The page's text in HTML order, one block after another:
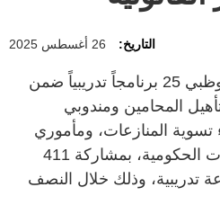
التاريخ: 26 أغسطس 2025
نفذت دائرة القضاء في أبوظبي 25 برنامجاً تدريبياً ضمن
المحامين ومندوبي
المنازعات، ومأموري
الضبط القضائي في الجهات الحكومية، بمشاركة 411
بإجمالي 1893 ساعة تدريبية، وذلك خلال النصف